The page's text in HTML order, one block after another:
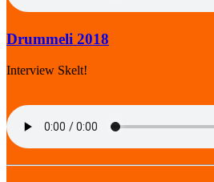
Drummeli 2018
Interview Skelt!